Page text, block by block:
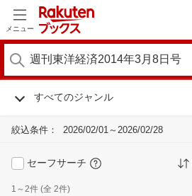
メニュー
すべてのジャンル
絞込条件： 2026/02/01～2026/02/28
セーフサーチ
1～2件 (全 2件)